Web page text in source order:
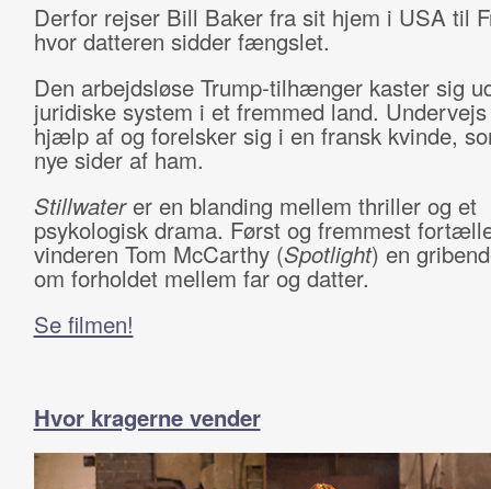
Derfor rejser Bill Baker fra sit hjem i USA til
hvor datteren sidder fængslet.
Den arbejdsløse Trump-tilhænger kaster sig
juridiske system i et fremmed land.
hjælp af og forelsker sig i en fransk kvinde,
nye sider af ham.
Stillwaterer en blanding mellem thriller og et
psykologisk drama. Først og fremmest
vinderen Tom McCarthy (Spotlight) en
om forholdet mellem far og datter.
Se filmen!
Hvor kragerne vender